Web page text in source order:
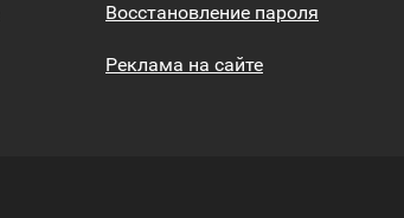
Восстановление пароля
Реклама на сайте